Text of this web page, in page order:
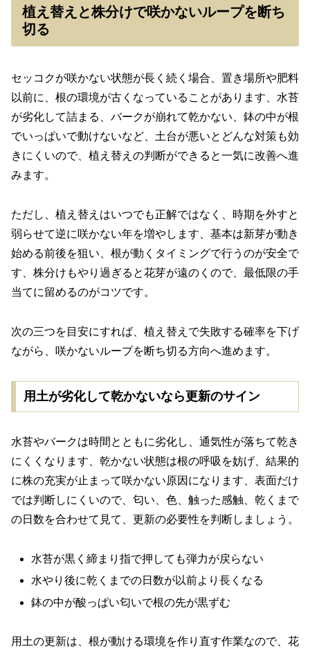
植え替えと株分けで咲かないループを断ち
切る
セッコクが咲かない状態が長く続く場合、置き場所や肥料
以前に、根の環境が古くなっていることがあります、水苔
が劣化して詰まる、バークが崩れて乾かない、鉢の中が根
でいっぱいで動けないなど、土台が悪いとどんな対策も効
きにくいので、植え替えの判断ができると一気に改善へ進
みます。
ただし、植え替えはいつでも正解ではなく、時期を外すと
弱らせて逆に咲かない年を増やします、基本は新芽が動き
始める前後を狙い、根が動くタイミングで行うのが安全で
す、株分けもやり過ぎると花芽が遠のくので、最低限の手
当てに留めるのがコツです。
次の三つを目安にすれば、植え替えで失敗する確率を下げ
ながら、咲かないループを断ち切る方向へ進めます。
用土が劣化して乾かないなら更新のサイン
水苔やバークは時間とともに劣化し、通気性が落ちて乾き
にくくなります、乾かない状態は根の呼吸を妨げ、結果的
に株の充実が止まって咲かない原因になります、表面だけ
では判断しにくいので、匂い、色、触った感触、乾くまで
の日数を合わせて見て、更新の必要性を判断しましょう。
水苔が黒く締まり指で押しても弾力が戻らない
水やり後に乾くまでの日数が以前より長くなる
鉢の中が酸っぱい匂いで根の先が黒ずむ
用土の更新は、根が動ける環境を作り直す作業なので、花